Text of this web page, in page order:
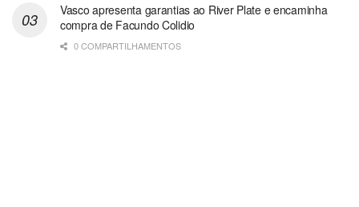
Vasco apresenta garantias ao River Plate e encaminha
compra de Facundo Colidio
0 COMPARTILHAMENTOS